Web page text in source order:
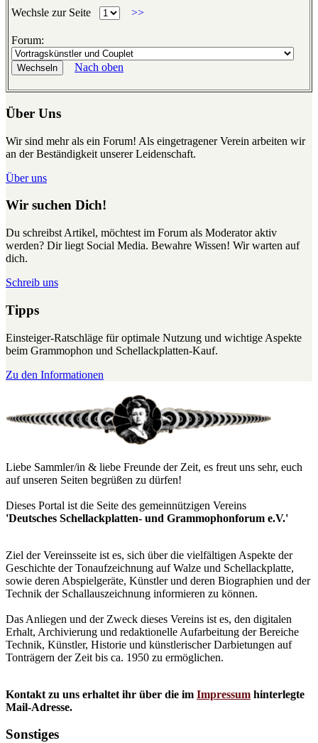
Wechsle zur Seite
>>
Forum:
Nach oben
Über Uns
Wir sind mehr als ein Forum! Als eingetragener Verein arbeiten wir
an der Beständigkeit unserer Leidenschaft.
Über uns
Wir suchen Dich!
Du schreibst Artikel, möchtest im Forum als Moderator aktiv
werden? Dir liegt Social Media. Bewahre Wissen! Wir warten auf
dich.
Schreib uns
Tipps
Einsteiger-Ratschläge für optimale Nutzung und wichtige Aspekte
beim Grammophon und Schellackplatten-Kauf.
Zu den Informationen
Liebe Sammler/in & liebe Freunde der Zeit, es freut uns sehr, euch
auf unseren Seiten begrüßen zu dürfen!
Dieses Portal ist die Seite des gemeinnützigen Vereins
'Deutsches Schellackplatten- und Grammophonforum e.V.'
Ziel der Vereinsseite ist es, sich über die vielfältigen Aspekte der
Geschichte der Tonaufzeichnung auf Walze und Schellackplatte,
sowie deren Abspielgeräte, Künstler und deren Biographien und der
Technik der Schallauszeichnung informieren zu können.
Das Anliegen und der Zweck dieses Vereins ist es, den digitalen
Erhalt, Archivierung und redaktionelle Aufarbeitung der Bereiche
Technik, Künstler, Historie und künstlerischer Darbietungen auf
Tonträgern der Zeit bis ca. 1950 zu ermöglichen.
Kontakt zu uns erhaltet ihr über die im Impressum hinterlegte
Mail-Adresse.
Sonstiges